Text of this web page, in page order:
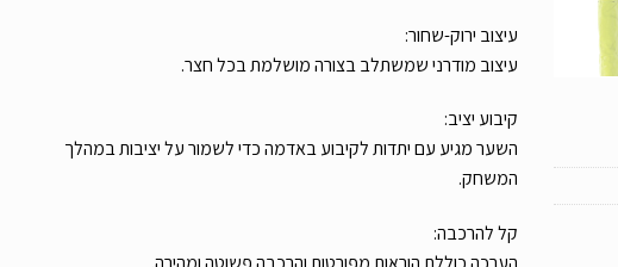
עיצוב ירוק-שחור:
עיצוב מודרני שמשתלב בצורה מושלמת בכל חצר.
קיבוע יציב:
השער מגיע עם יתדות לקיבוע באדמה כדי לשמור על יציבות במהלך
המשחק.
קל להרכבה: